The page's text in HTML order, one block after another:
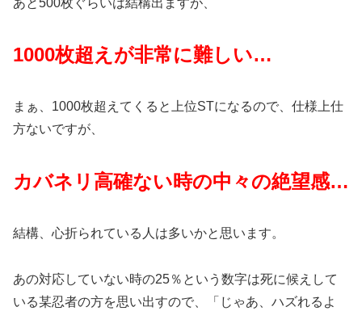
1000枚超えが非常に難しい…
まぁ、1000枚超えてくると上位STになるので、仕様上仕
方ないですが、
カバネリ高確ない時の中々の絶望感…
結構、心折られている人は多いかと思います。
あの対応していない時の25％という数字は死に候えして
いる某忍者の方を思い出すので、「じゃあ、ハズれるよ